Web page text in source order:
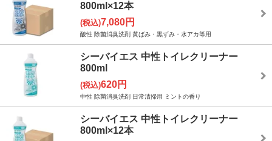
800ml×12本
(税込)7,080円
酸性 除菌消臭洗剤 黄ばみ・黒ずみ・水アカ等用
シーバイエス 中性トイレクリーナー
800ml
(税込)620円
中性 除菌消臭洗剤 日常清掃用 ミントの香り
シーバイエス 中性トイレクリーナー
800ml×12本